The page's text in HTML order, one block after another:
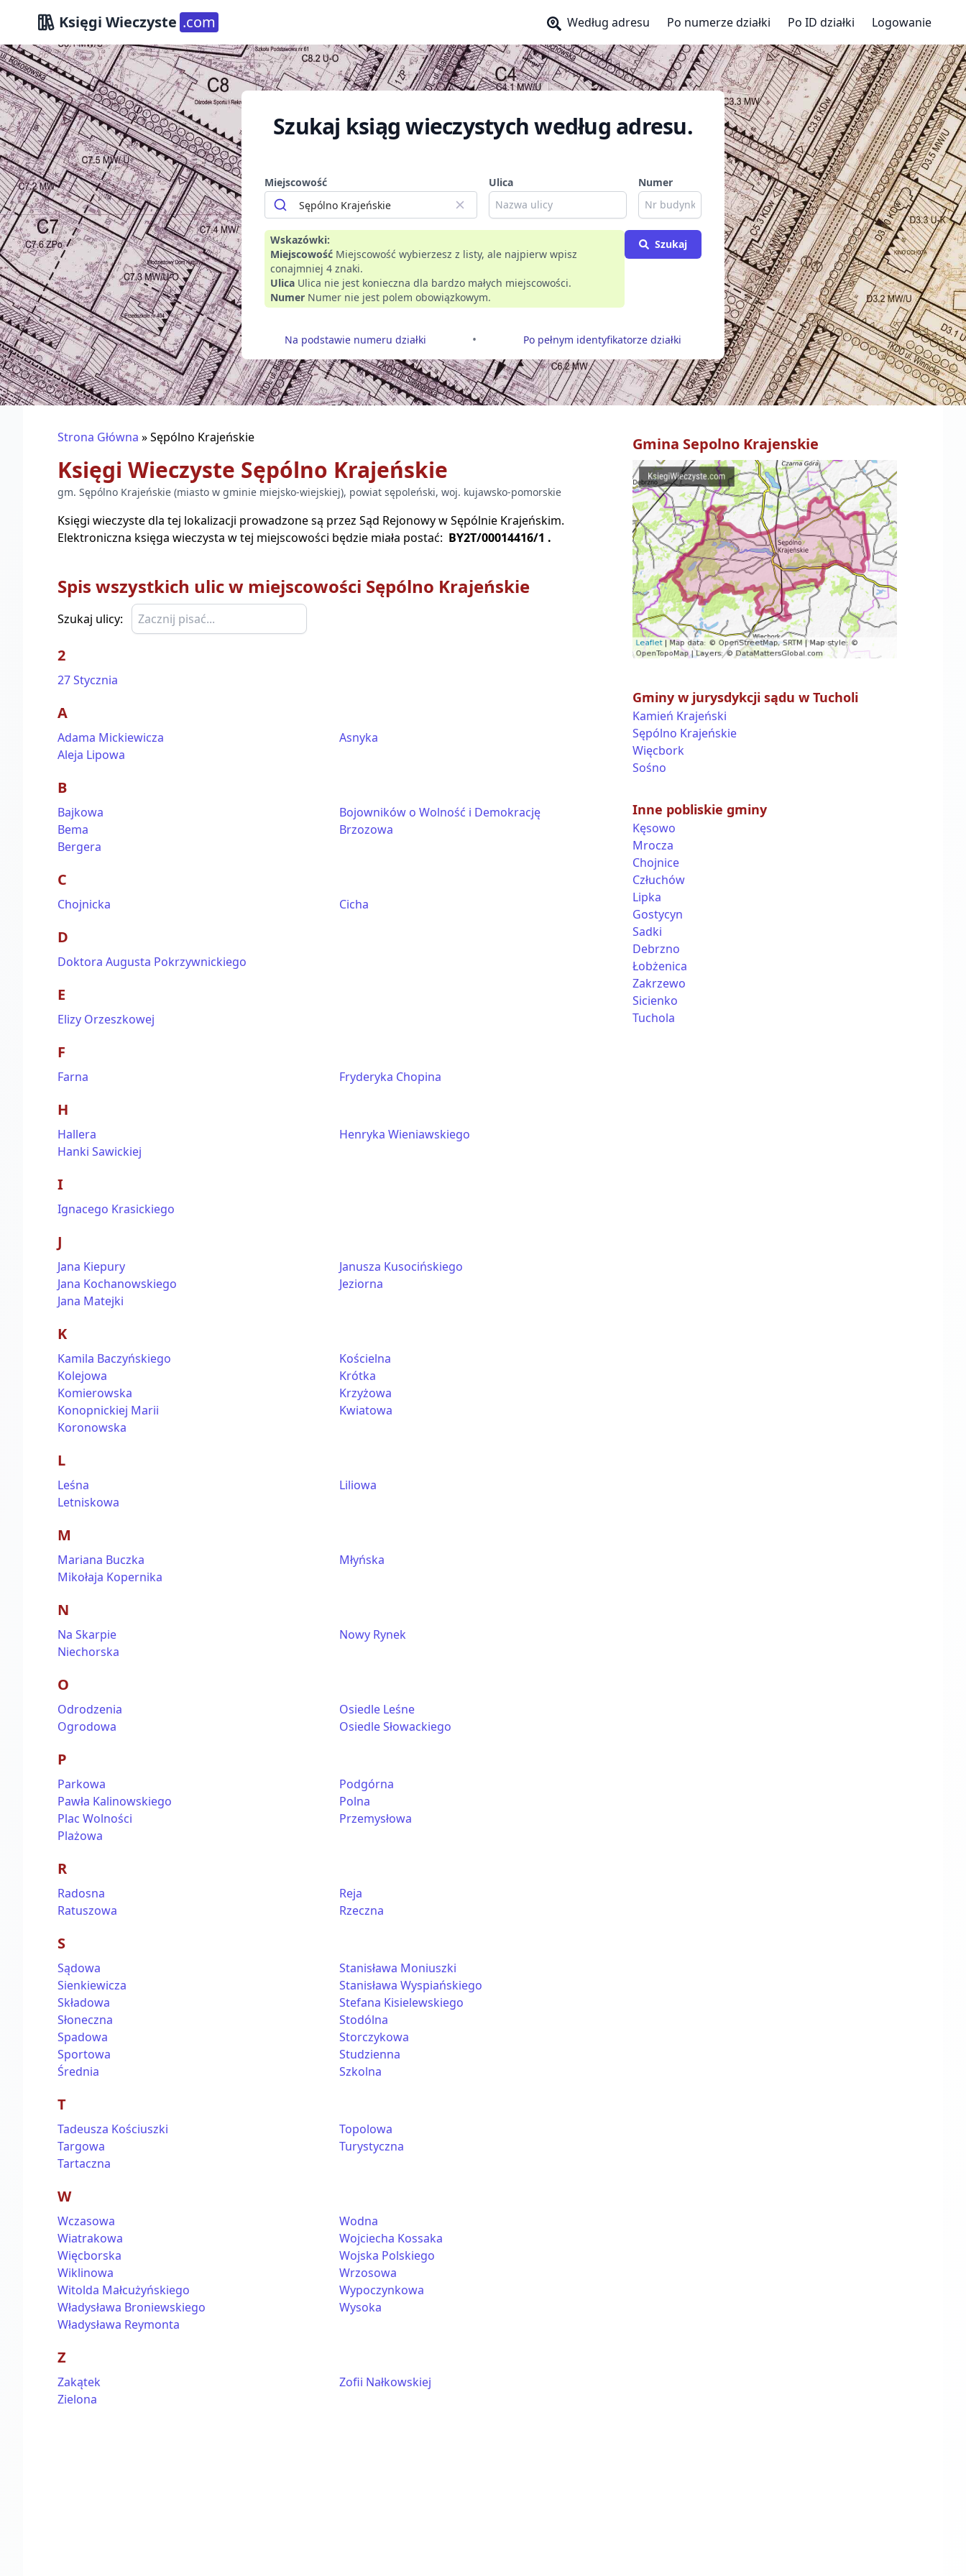
Księgi Wieczyste .com Według adresu Po numerze działki Po ID działki Logowanie
Szukaj ksiąg wieczystych według adresu.
Miejscowość Ulica Numer
Wskazówki:
Miejscowość Miejscowość wybierzesz z listy, ale najpierw wpisz
conajmniej 4 znaki.
Ulica Ulica nie jest konieczna dla bardzo małych miejscowości.
Numer Numer nie jest polem obowiązkowym.
Szukaj
Na podstawie numeru działki • Po pełnym identyfikatorze działki
Strona Główna »Sępólno Krajeńskie
Księgi Wieczyste Sępólno Krajeńskie
gm. Sępólno Krajeńskie (miasto w gminie miejsko-wiejskiej), powiat sępoleński, woj. kujawsko-pomorskie
Księgi wieczyste dla tej lokalizacji prowadzone są przez Sąd Rejonowy wSępólnie Krajeńskim.
Elektroniczna księga wieczysta w tej miejscowości będzie miała postać: BY2T/00014416/1 .
Spis wszystkich ulic w miejscowości Sępólno Krajeńskie
Szukaj ulicy:
2
27 Stycznia
A
Adama Mickiewicza
Aleja Lipowa
Asnyka
B
Bajkowa
Bema
Bergera
Bojowników o Wolność i Demokrację
Brzozowa
C
Chojnicka Cicha
D
Doktora Augusta Pokrzywnickiego
E
Elizy Orzeszkowej
F
Farna Fryderyka Chopina
H
Hallera
Hanki Sawickiej
Henryka Wieniawskiego
I
Ignacego Krasickiego
J
Jana Kiepury
Jana Kochanowskiego
Jana Matejki
Janusza Kusocińskiego
Jeziorna
K
Kamila Baczyńskiego
Kolejowa
Komierowska
Konopnickiej Marii
Koronowska
Kościelna
Krótka
Krzyżowa
Kwiatowa
L
Leśna
Letniskowa
Liliowa
M
Mariana Buczka
Mikołaja Kopernika
Młyńska
N
Na Skarpie
Niechorska
Nowy Rynek
O
Odrodzenia
Ogrodowa
Osiedle Leśne
Osiedle Słowackiego
P
Parkowa
Pawła Kalinowskiego
Plac Wolności
Plażowa
Podgórna
Polna
Przemysłowa
R
Radosna
Ratuszowa
Reja
Rzeczna
S
Sądowa
Sienkiewicza
Składowa
Słoneczna
Spadowa
Sportowa
Średnia
Stanisława Moniuszki
Stanisława Wyspiańskiego
Stefana Kisielewskiego
Stodólna
Storczykowa
Studzienna
Szkolna
T
Tadeusza Kościuszki
Targowa
Tartaczna
Topolowa
Turystyczna
W
Wczasowa
Wiatrakowa
Więcborska
Wiklinowa
Witolda Małcużyńskiego
Władysława Broniewskiego
Władysława Reymonta
Wodna
Wojciecha Kossaka
Wojska Polskiego
Wrzosowa
Wypoczynkowa
Wysoka
Z
Zakątek
Zielona
Zofii Nałkowskiej
Gmina Sepolno Krajenskie
Gminy w jurysdykcji sądu w Tucholi
Kamień Krajeński
Sępólno Krajeńskie
Więcbork
Sośno
Inne pobliskie gminy
Kęsowo
Mrocza
Chojnice
Człuchów
Lipka
Gostycyn
Sadki
Debrzno
Łobżenica
Zakrzewo
Sicienko
Tuchola